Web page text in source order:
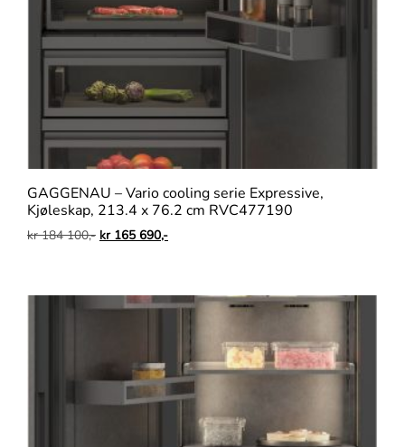
GAGGENAU – Vario cooling serie Expressive,
Kjøleskap, 213.4 x 76.2 cm RVC477190
kr184 100,- kr165 690,-